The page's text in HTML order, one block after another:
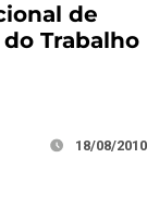
de
Trabalho
18/08/2010